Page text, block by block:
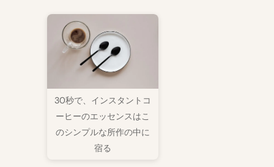
30秒で、インスタントコ
ーヒーのエッセンスはこ
のシンプルな所作の中に
宿る